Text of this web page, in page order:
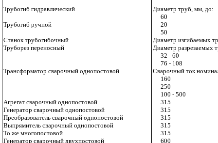
Трубогиб гидравлический
Диаметр труб, мм, до:
60
Трубогиб ручной
20
50
Станок трубогибочный
Диаметр изгибаемых
Труборез переносный
Диаметр разрезаемых
32 - 60
76 - 108
Трансформатор сварочный однопостовой
Сварочный ток
160
250
100 - 500
Агрегат сварочный однопостовой
315
Генератор сварочный однопостовой
315
Преобразователь сварочный однопостовой
315
Выпрямитель сварочный однопостовой
315
То же многопостовой
315
Генератор сварочный двухпостовой
600